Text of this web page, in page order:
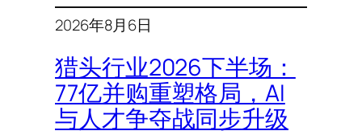
2026年8月6日
猎头行业2026下半场：
77亿并购重塑格局，AI
与人才争夺战同步升级